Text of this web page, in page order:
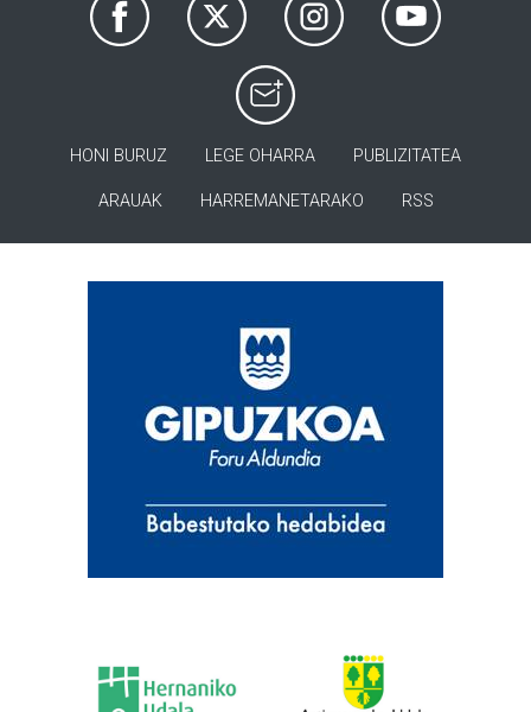
HONI BURUZ LEGE OHARRA PUBLIZITATEA
ARAUAK HARREMANETARAKO RSS